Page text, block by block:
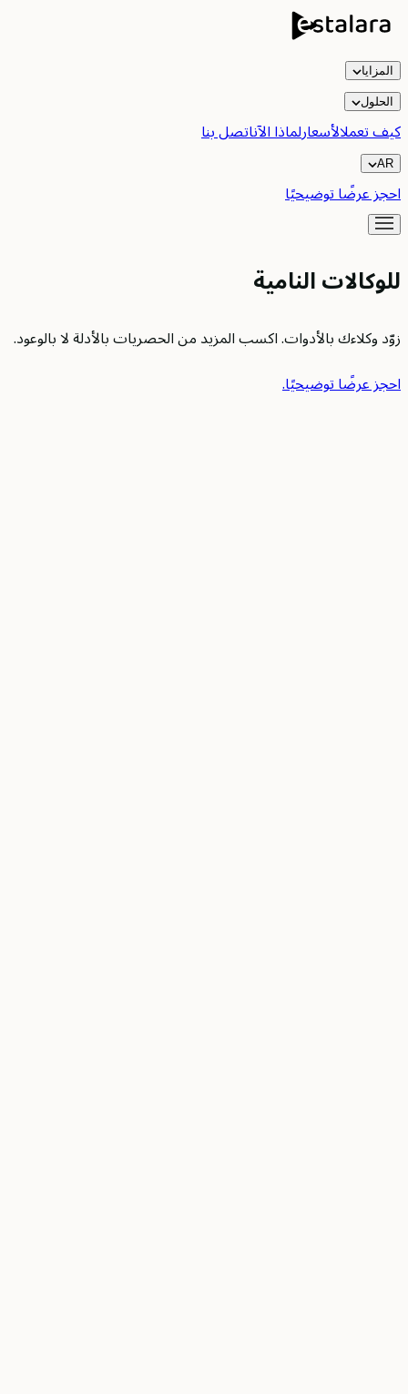
المزايا
الحلول
كيف تعملالأسعارلماذا الآناتصل بنا
AR
احجز عرضًا توضيحيًا
للوكالات النامية
زوّد وكلاءك بالأدوات. اكسب المزيد من الحصريات بالأدلة لا بالوعود.
احجز عرضًا توضيحيًا.